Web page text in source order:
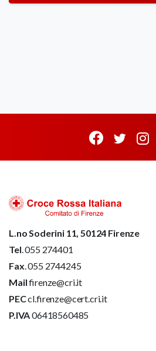
L.no Soderini 11, 50124 Firenze
Tel. 055 274401
Fax. 055 2744245
Mailfirenze@cri.it
PECcl.firenze@cert.cri.it
P.IVA06418560485